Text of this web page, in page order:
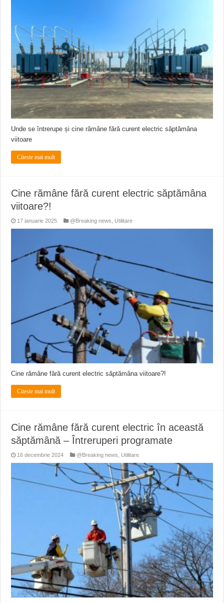
Unde se întrerupe și cine rămâne fără curent electric săptămâna
viitoare
Citeste mai mult
Cine rămâne fără curent electric săptămâna
viitoare?!
17 ianuarie 2025 @Breaking news Utilitare
Cine rămâne fără curent electric săptămâna viitoare?!
Citeste mai mult
Cine rămâne fără curent electric în această
săptămână – Întreruperi programate
16 decembrie 2024 @Breaking news Utilitare